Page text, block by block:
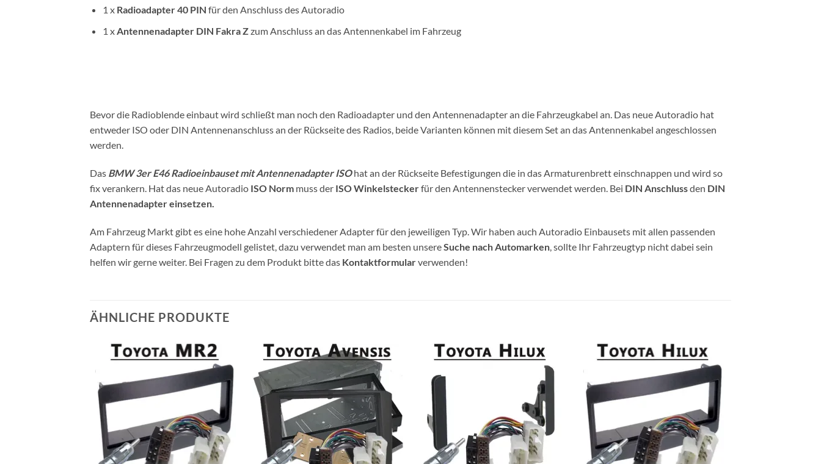
1 x Radioadapter40 PIN für den Anschluss des Autoradio
1 x Antennenadapter DIN Fakra Zzum Anschluss an das Antennenkabel im Fahrzeug
Bevor die Radioblende einbaut wird schließt man noch den Radioadapter und den Antennenadapter an die Fahrzeugkabel an. Das neue Autoradio hat
entweder ISO oder DIN Antennenanschluss an der Rückseite des Radios, beide Varianten können mit diesem Set an das Antennenkabel angeschlossen
werden.
Das BMW 3er E46 Radioeinbauset mit Antennenadapter ISOhat an der Rückseite Befestigungen die in das Armaturenbrett einschnappen und wird so
fix verankern. Hat das neue Autoradio ISO Norm muss der ISO Winkelsteckerfür den Antennenstecker verwendet werden. Bei DIN Anschlussden DIN
Antennenadapter einsetzen.
Am Fahrzeug Markt gibt es eine hohe Anzahl verschiedener Adapter für den jeweiligen Typ. Wir haben auch Autoradio Einbausets mit allen passenden
Adaptern für dieses Fahrzeugmodell gelistet, dazu verwendet man am besten unsereSuche nach Automarken , sollte Ihr Fahrzeugtyp nicht dabei sein
helfen wir gerne weiter. Bei Fragen zu dem Produkt bitte das Kontaktformularverwenden!
ÄHNLICHE PRODUKTE